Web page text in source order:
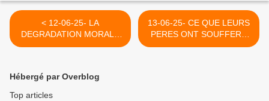
< 12-06-25- LA
DEGRADATION MORALE
DE LA MAJORITÉ DE LA
SOIR)
13-06-25- CE QUE LEURS
PERES ONT SOUFFERT
DES NAZIS, ILS OSENT LE
Hébergé par Overblog
Top articles